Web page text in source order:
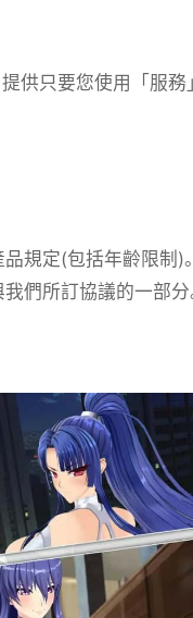
供只要您使用「服務
規定(包括年齡限制)
們所訂協議的一部分